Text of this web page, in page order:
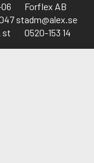
st
st
Forflex AB
adm@alex.se
0520-153 14